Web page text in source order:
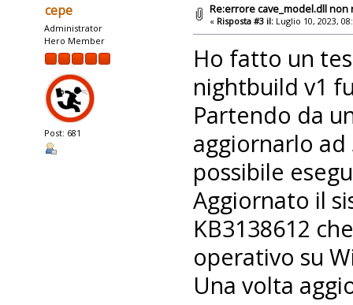
cepe
Administrator
Hero Member
Post: 681
Re:errore cave_model.dll non
« Risposta #3 il: Luglio 10, 2023,
Ho fatto un
nightbuild v1
Partendo da
aggiornarlo ad
possibile
Aggiornato il
KB3138612
operativo su
Una volta